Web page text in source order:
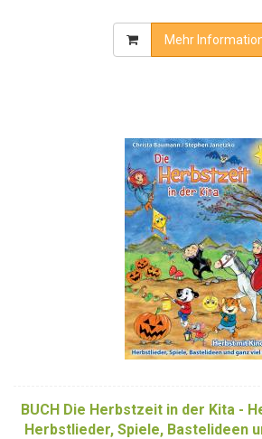
Mehr
BUCH Die Herbstzeit in der Kita -
Herbstlieder, Spiele, Bastelideen